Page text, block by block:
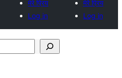
मेरे प्रिय
Log in
मेरे प्रिय
Log in